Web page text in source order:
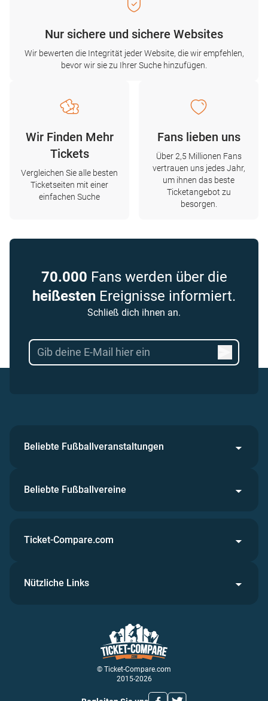
Nur sichere und sichere Websites
Wir bewerten die Integrität jeder Website, die wir empfehlen,
bevor wir sie zu Ihrer Suche hinzufügen.
Wir Finden Mehr
Tickets
Vergleichen Sie alle besten
Ticketseiten mit einer
einfachen Suche
Fans lieben uns
Über 2,5 Millionen Fans
vertrauen uns jedes Jahr,
um ihnen das beste
Ticketangebot zu
besorgen.
70.000 Fans werden über die
heißesten Ereignisse informiert.
Schließ dich ihnen an.
Beliebte Fußballveranstaltungen
Beliebte Fußballvereine
© Ticket-Compare.com
2015-2026
Ticket-Compare.com
Nützliche Links